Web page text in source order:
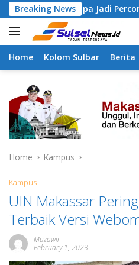
Skip
to
content
Breaking News
Jadi Percontohan
Home Kolom Sulbar Berita
Home Kampus
Kampus
UIN Makassar
Terbaik Versi
Muzawir
February 1, 2023